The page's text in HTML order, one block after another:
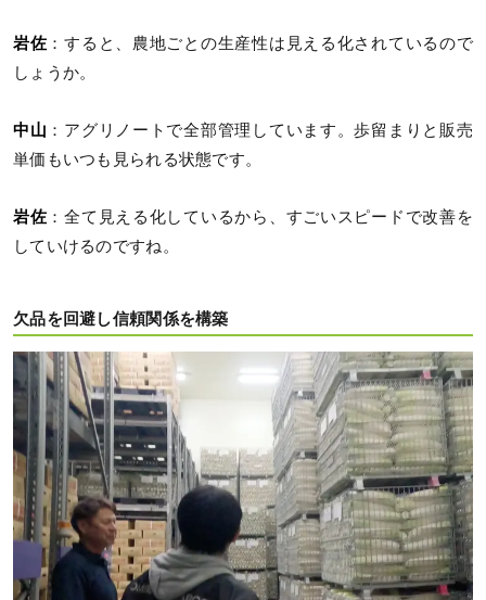
岩佐 ：すると、農地ごとの生産性は見える化されているので
しょうか。
中山 ：アグリノートで全部管理しています。歩留まりと販売
単価もいつも見られる状態です。
岩佐 ：全て見える化しているから、すごいスピードで改善を
していけるのですね。
欠品を回避し信頼関係を構築